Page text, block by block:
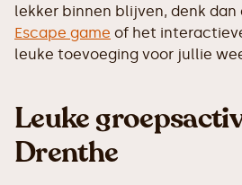
lekker binnen blijven, denk dan
Escape game of het
leuke toevoeging voor jullie
Leuke
Drenthe